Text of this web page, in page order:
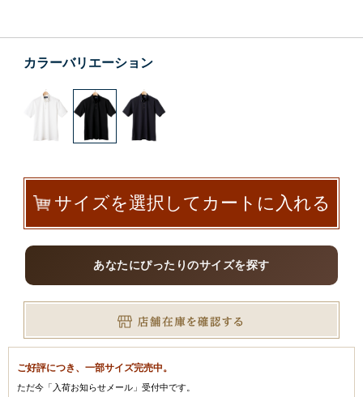
カラーバリエーション
サイズを選択してカートに入れる
あなたにぴったりのサイズを探す
ご好評につき、一部サイズ完売中。
ただ今「入荷お知らせメール」受付中です。